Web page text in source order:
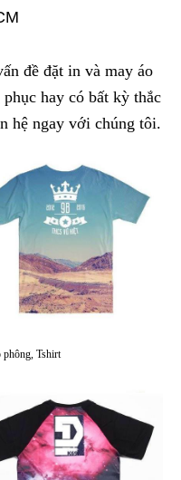
đề đặt in và may áo
hay có bất kỳ thắc
hệ ngay với chúng tôi.
phông, Tshirt